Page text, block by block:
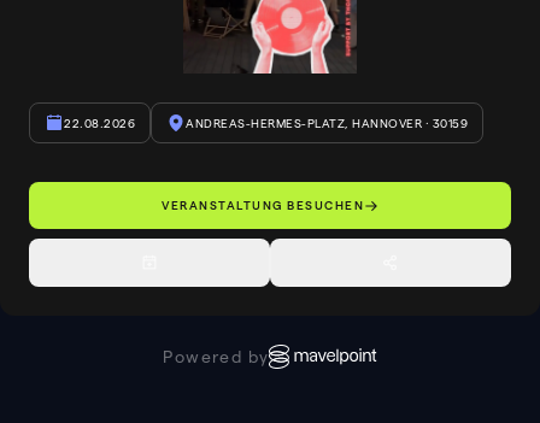
22.08.2026 ANDREAS-HERMES-PLATZ, HANNOVER · 30159
VERANSTALTUNG BESUCHEN
Powered by